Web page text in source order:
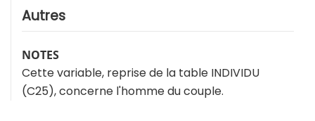
Autres
NOTES
Cette variable, reprise de la table INDIVIDU
(C25), concerne l'homme du couple.